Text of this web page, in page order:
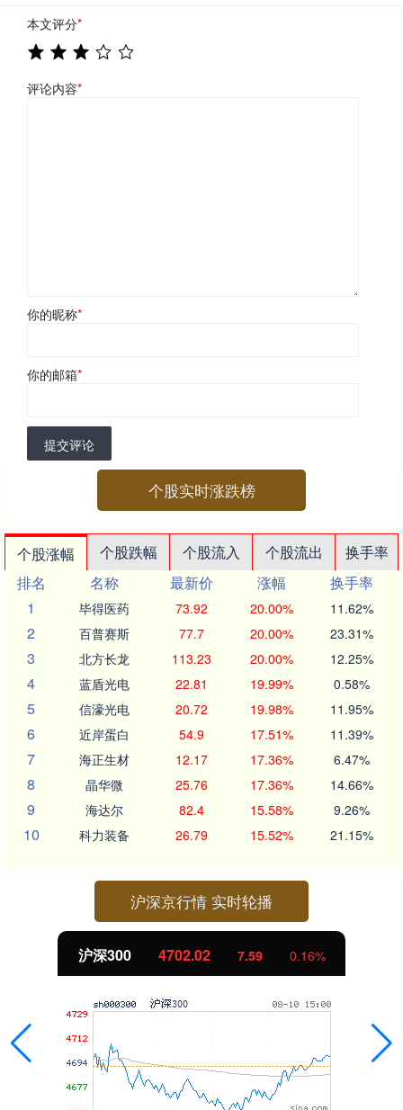
本文评分*
评论内容*
你的昵称*
你的邮箱*
提交评论
个股实时涨跌榜
个股涨幅 个股跌幅 个股流入 个股流出
换手率
排名
名称 最新价 涨幅
换手率
1
毕得医药 73.92 20.00% 11.62%
2 百普赛斯 77.7 20.00% 23.31%
3 北方长龙 113.23 20.00% 12.25%
4 蓝盾光电 22.81 19.99% 0.58%
5 信濠光电 20.72 19.98% 11.95%
6 近岸蛋白 54.9 17.51% 11.39%
7 海正生材 12.17 17.36% 6.47%
8 晶华微 25.76 17.36% 14.66%
9 海达尔 82.4 15.58% 9.26%
10 科力装备 26.79 15.52% 21.15%
沪深京行情 实时轮播
沪深300 4702.02 7.59 0.16%